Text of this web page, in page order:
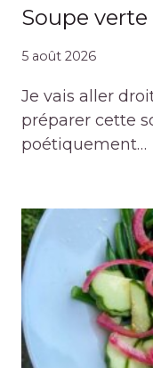
Soupe verte
5 août 2026
Je vais aller
préparer cette
poétiquement…